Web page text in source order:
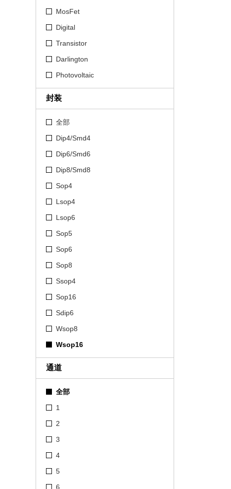
MosFet
Digital
Transistor
Darlington
Photovoltaic
封装
全部
Dip4/Smd4
Dip6/Smd6
Dip8/Smd8
Sop4
Lsop4
Lsop6
Sop5
Sop6
Sop8
Ssop4
Sop16
Sdip6
Wsop8
Wsop16
通道
全部
1
2
3
4
5
6